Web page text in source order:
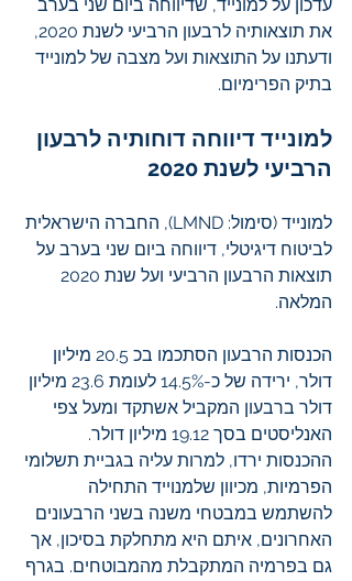
עדכון על למונייד, שדיווחה ביום שני בערב
את תוצאותיה לרבעון הרביעי לשנת 2020,
ודעתנו על התוצאות ועל מצבה של למונייד
בתיק הפרימיום.
למונייד דיווחה דוחותיה לרבעון
הרביעי לשנת 2020
למונייד (סימול: LMND), החברה הישראלית
לביטוח דיגיטלי, דיווחה ביום שני בערב על
המלאה.
הכנסות הרבעון הסתכמו בכ 20.5 מיליון
דולר, ירידה של כ-14.5% לעומת 23.6 מיליון
דולר ברבעון המקביל אשתקד ומעל צפי
האנליסטים בסך 19.12 מיליון דולר.
ההכנסות ירדו, למרות עליה בגביית תשלומי
הפרמיות, מכיוון שלמנוייד התחילה
להשתמש במבטחי משנה בשני הרבעונים
האחרונים, איתם היא מתחלקת בסיכון, אך
גם בפרמיה המתקבלת מהמבוטחים. בגרף